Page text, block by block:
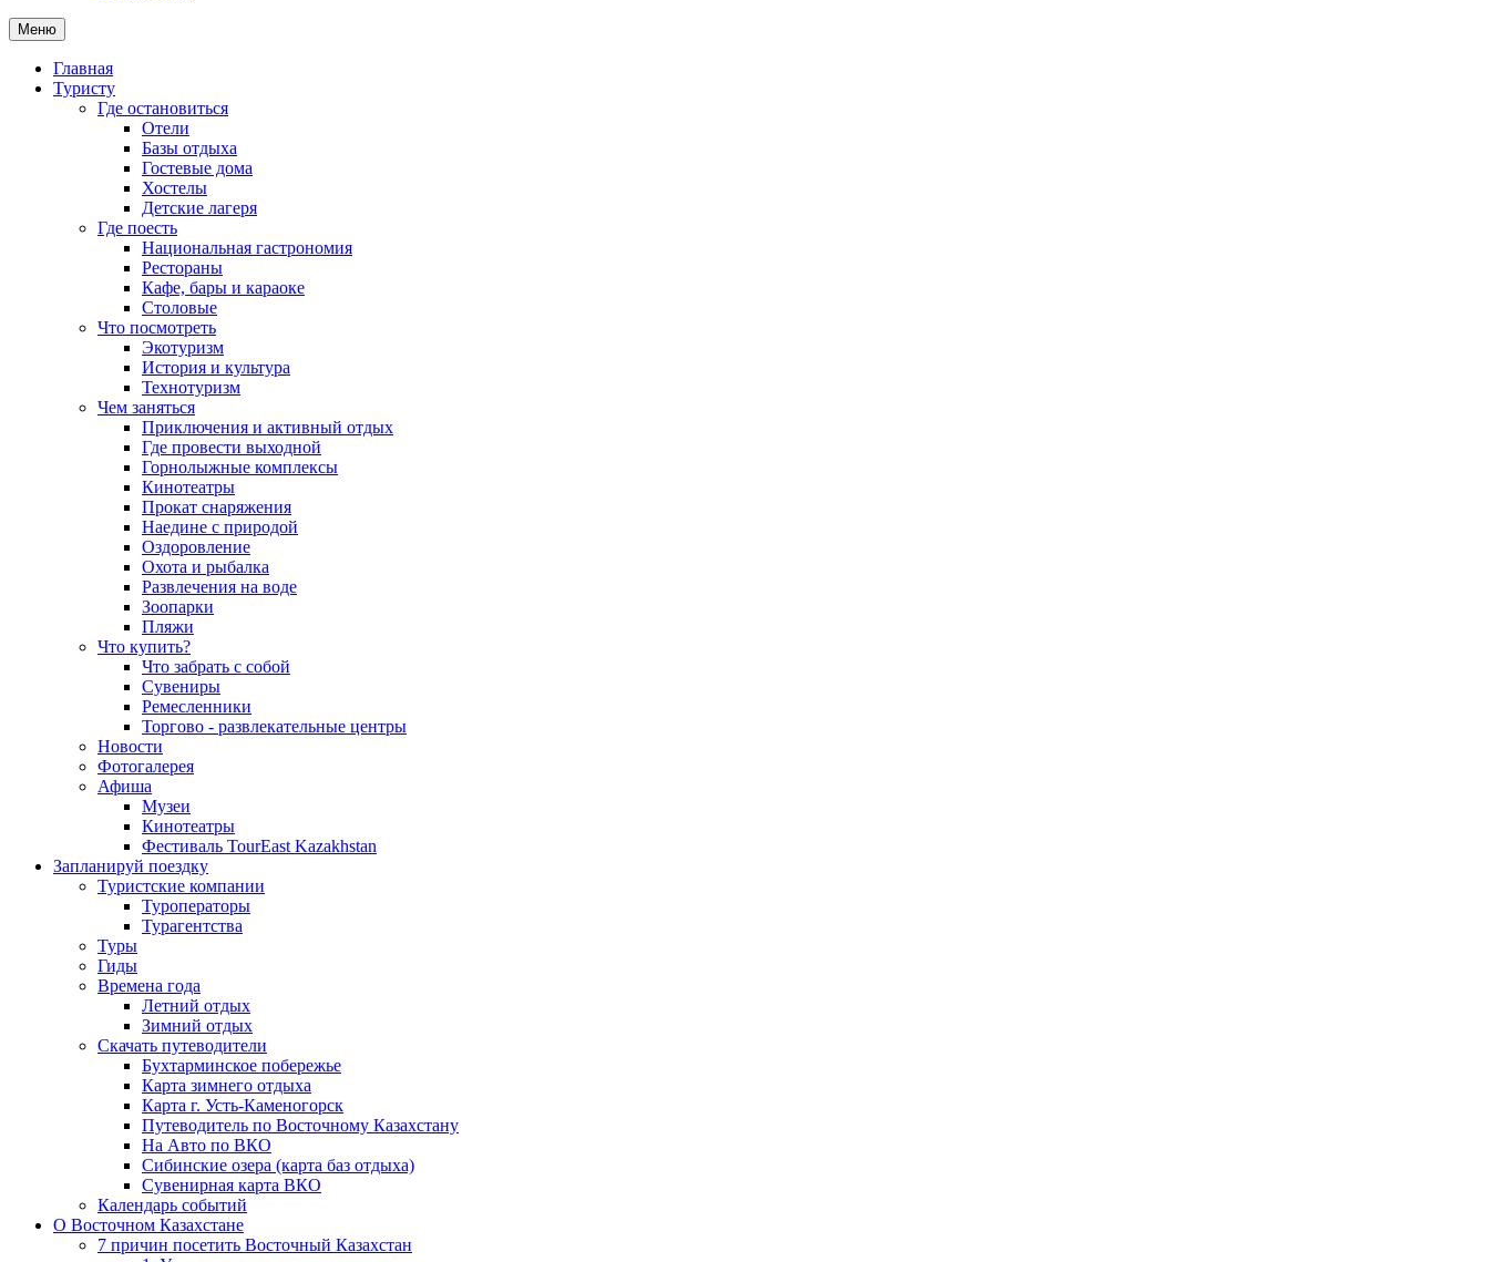
Меню
Главная
Туристу
Где остановиться
Отели
Базы отдыха
Гостевые дома
Хостелы
Детские лагеря
Где поесть
Национальная гастрономия
Рестораны
Кафе, бары и караоке
Столовые
Что посмотреть
Экотуризм
История и культура
Технотуризм
Чем заняться
Приключения и активный отдых
Где провести выходной
Горнолыжные комплексы
Кинотеатры
Прокат снаряжения
Наедине с природой
Оздоровление
Охота и рыбалка
Развлечения на воде
Зоопарки
Пляжи
Что купить?
Что забрать с собой
Сувениры
Ремесленники
Торгово - развлекательные центры
Новости
Фотогалерея
Афиша
Музеи
Кинотеатры
Фестиваль TourEast Kazakhstan
Запланируй поездку
Туристские компании
Туроператоры
Турагентства
Туры
Гиды
Времена года
Летний отдых
Зимний отдых
Скачать путеводители
Бухтарминское побережье
Карта зимнего отдыха
Карта г. Усть-Каменогорск
Путеводитель по Восточному Казахстану
На Авто по ВКО
Сибинские озера (карта баз отдыха)
Сувенирная карта ВКО
Календарь событий
О Восточном Казахстане
7 причин посетить Восточный Казахстан